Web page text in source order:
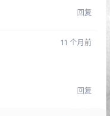
回复
11 个月前
回复